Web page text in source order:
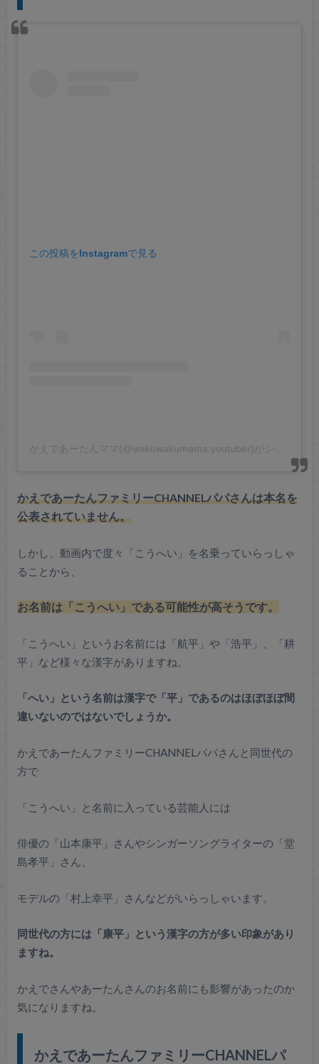
この投稿をInstagramで見る
かえであーたんファミリーCHANNELパパさんは本名を
公表されていません。
しかし、動画内で度々「こうへい」を名乗っていらっしゃ
ることから、
お名前は「こうへい」である可能性が高そうです。
「こうへい」というお名前には「航平」や「浩平」、「耕
平」など様々な漢字がありますね。
「へい」という名前は漢字で「平」であるのはほぼほぼ間
違いないのではないでしょうか。
かえであーたんファミリーCHANNELパパさんと同世代の
方で
「こうへい」と名前に入っている芸能人には
俳優の「山本康平」さんやシンガーソングライターの「堂
島孝平」さん、
モデルの「村上幸平」さんなどがいらっしゃいます。
同世代の方には「康平」という漢字の方が多い印象があり
ますね。
かえでさんやあーたんさんのお名前にも影響があったのか
気になりますね。
かえであーたんファミリーCHANNELパ